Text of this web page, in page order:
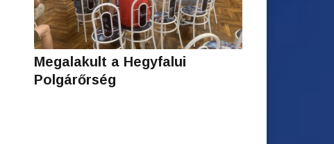
Megalakult a Hegyfalui
Polgárőrség